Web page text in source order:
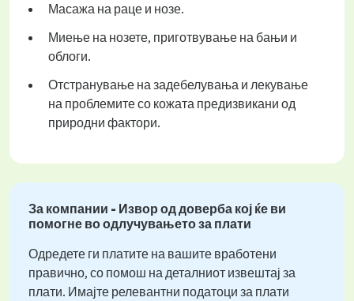
Масажа на раце и нозе.
Миење на нозете, приготвување на бањи и
облоги.
Отстранување на задебелувања и лекување
на проблемите со кожата предизвикани од
природни фактори.
За компании - Извор од доверба кој ќе ви
помогне во одлучувањето за плати
Одредете ги платите на вашите вработени
правично, со помош на деталниот извештај за
плати. Имајте релевантни податоци за плати